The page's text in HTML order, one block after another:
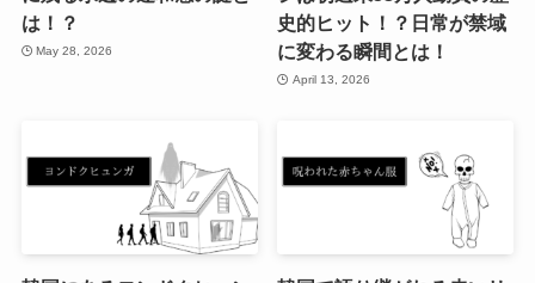
は！？
May 28, 2026
史的ヒット！？日常が禁域
に変わる瞬間とは！
April 13, 2026